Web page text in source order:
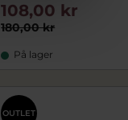
180,00 kr
108,00 kr
På lager
OUTLET